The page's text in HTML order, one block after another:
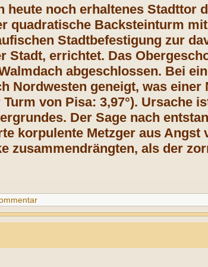
heute noch erhaltenes Stadttor
quadratische Backsteinturm
Stadtbefestigung zur
Stadt, errichtet. Das
abgeschlossen. Bei
Nordwesten geneigt, was einer
von Pisa: 3,97°). Ursache
Der Sage nach
korpulente Metzger aus Angst
zusammendrängten, als der